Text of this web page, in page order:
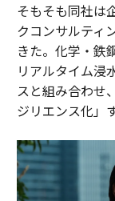
そもそも同社は
クコンサルティ
きた。化学・鉄
リアルタイム浸
スと組み合わせ
ジリエンス化」